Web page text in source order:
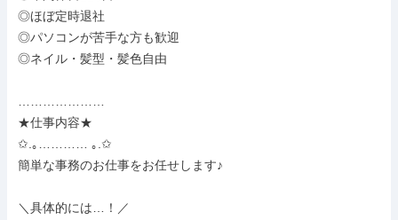
◎ほぼ定時退社
◎パソコンが苦手な方も歓迎
◎ネイル・髪型・髪色自由
★仕事内容★
✩.｡………… ｡.✩
簡単な事務のお仕事をお任せします♪
＼具体的には…！／